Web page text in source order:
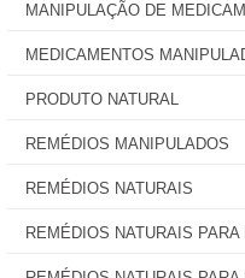
MANIPULAÇÃO DE
MEDICAMENTOS
PRODUTO NATURAL
REMÉDIOS MANIPULADOS
REMÉDIOS NATURAIS
REMÉDIOS NATURAIS PARA